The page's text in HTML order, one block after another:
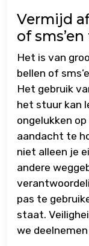
Vermijd
of
Het is van
bellen of
Het gebruik
het stuur kan
ongelukken
aandacht te
niet alleen je
andere
pas te
staat.
we